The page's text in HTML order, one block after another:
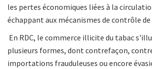
les pertes économiques liées à la
échappant aux mécanismes de contrôle de
En RDC, le commerce illicite du tabac
plusieurs formes, dont contrefaçon,
importations frauduleuses ou encore